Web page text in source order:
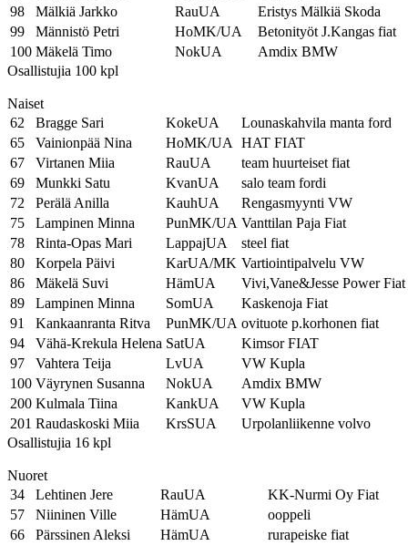
98
Mälkiä Jarkko RauUA
Eristys Mälkiä Skoda
99
Männistö Petri HoMK/UA
Betonityöt J.Kangas fiat
100 Mäkelä Timo NokUA
Amdix BMW
Osallistujia 100 kpl
Naiset
62
Bragge Sari KokeUA
Lounaskahvila manta ford
65
Vainionpää Nina HoMK/UA
HAT FIAT
67
Virtanen Miia RauUA
team huurteiset fiat
69
Munkki Satu KvanUA
salo team fordi
72
Perälä Anilla KauhUA
Rengasmyynti VW
75
Lampinen Minna PunMK/UA Vanttilan Paja Fiat
78
Rinta-Opas Mari LappajUA
steel fiat
80
Korpela Päivi KarUA/MK Vartiointipalvelu VW
86
Mäkelä Suvi HämUA
Vivi,Vane&Jesse Power Fiat
89
Lampinen Minna SomUA
Kaskenoja Fiat
91
Kankaanranta Ritva PunMK/UA ovituote p.korhonen fiat
94
Vähä-Krekula Helena SatUA
Kimsor FIAT
97
Vahtera Teija LvUA
VW Kupla
100 Väyrynen Susanna NokUA
Amdix BMW
200 Kulmala Tiina KankUA
VW Kupla
201 Raudaskoski Miia KrsSUA
Urpolanliikenne volvo
Osallistujia 16 kpl
Nuoret
34
Lehtinen Jere RauUA
KK-Nurmi Oy Fiat
57
Niininen Ville HämUA
ooppeli
66
Pärssinen Aleksi HämUA
rurapeiske fiat